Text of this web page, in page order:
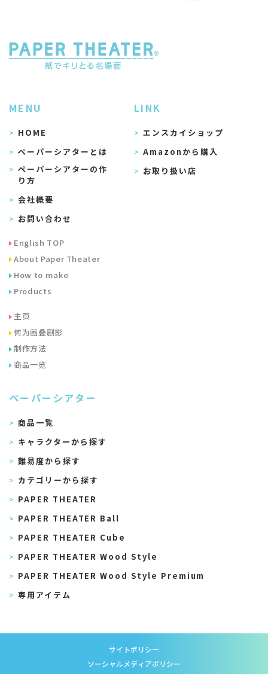
MENU
HOME
ペーパーシアターとは
ペーパーシアターの作
り方
会社概要
お問い合わせ
English TOP
About Paper Theater
How to make
Products
主页
何为画叠剧影
制作方法
商品一览
ペーパーシアター
商品一覧
キャラクターから探す
難易度から探す
カテゴリーから探す
PAPER THEATER
PAPER THEATER Ball
PAPER THEATER Cube
PAPER THEATER Wood Style
PAPER THEATER Wood Style Premium
専用アイテム
LINK
エンスカイショップ
Amazonから購入
お取り扱い店
サイトポリシー
ソーシャルメディアポリシー